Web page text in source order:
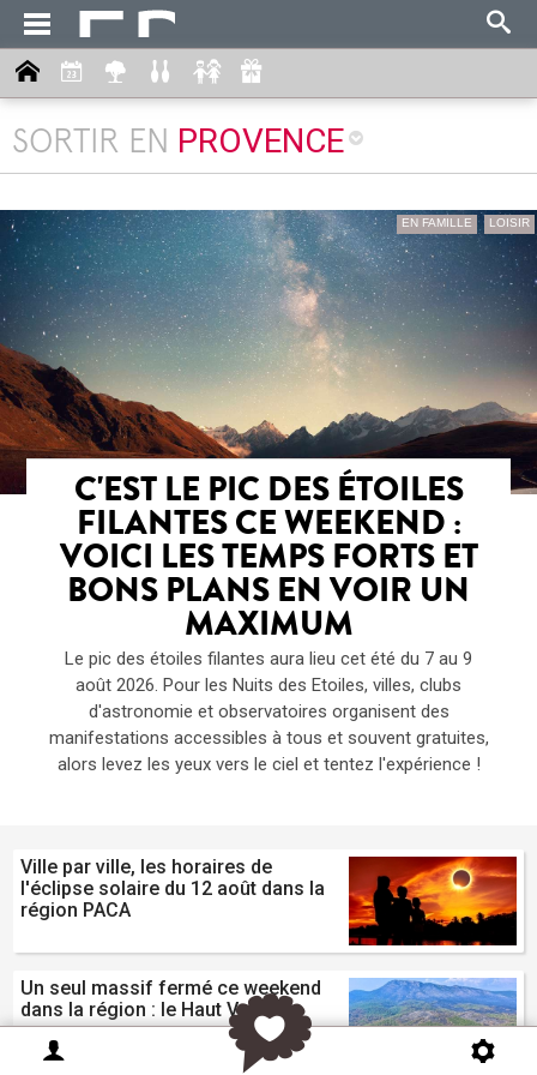
SORTIR EN PROVENCE
EN FAMILLE LOISIR
C'EST LE PIC DES ÉTOILES
FILANTES CE WEEKEND :
VOICI LES TEMPS FORTS ET
BONS PLANS EN VOIR UN
MAXIMUM
Le pic des étoiles filantes aura lieu cet été du 7 au 9
août 2026. Pour les Nuits des Etoiles, villes, clubs
d'astronomie et observatoires organisent des
manifestations accessibles à tous et souvent gratuites,
alors levez les yeux vers le ciel et tentez l'expérience !
Ville par ville, les horaires de
l'éclipse solaire du 12 août dans la
région PACA
Un seul massif fermé ce weekend
dans la région : le Haut Var